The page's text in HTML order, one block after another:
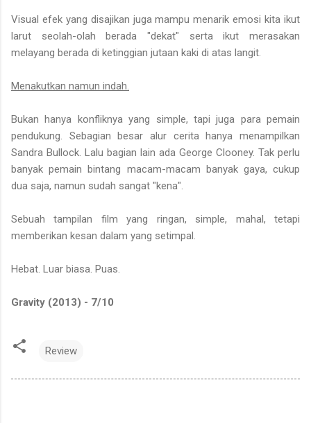
Visual efek yang disajikan juga mampu menarik emosi kita ikut
larut seolah-olah berada "dekat" serta ikut merasakan
melayang berada di ketinggian jutaan kaki di atas langit.
Menakutkan namun indah.
Bukan hanya konfliknya yang simple, tapi juga para pemain
pendukung. Sebagian besar alur cerita hanya menampilkan
Sandra Bullock. Lalu bagian lain ada George Clooney. Tak perlu
banyak pemain bintang macam-macam banyak gaya, cukup
dua saja, namun sudah sangat "kena".
Sebuah tampilan film yang ringan, simple, mahal, tetapi
memberikan kesan dalam yang setimpal.
Hebat. Luar biasa. Puas.
Gravity (2013) - 7/10
Review